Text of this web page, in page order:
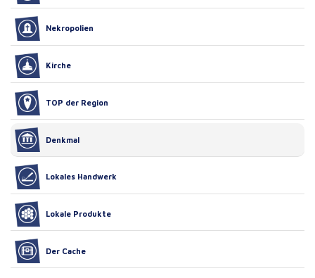
Nekropolien
Kirche
TOP der Region
Denkmal
Lokales Handwerk
Lokale Produkte
Der Cache